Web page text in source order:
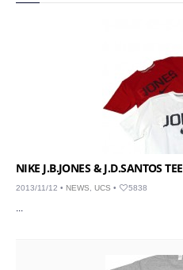
NIKE J.B.JONES & J.D.SANTOS TEE
2013/11/12 • NEWS UCS • 5838